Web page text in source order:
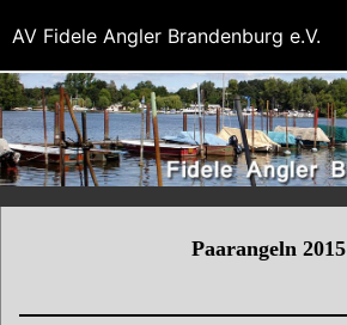
Paarangeln 2015
AV Fidele Angler Brandenburg e.V.